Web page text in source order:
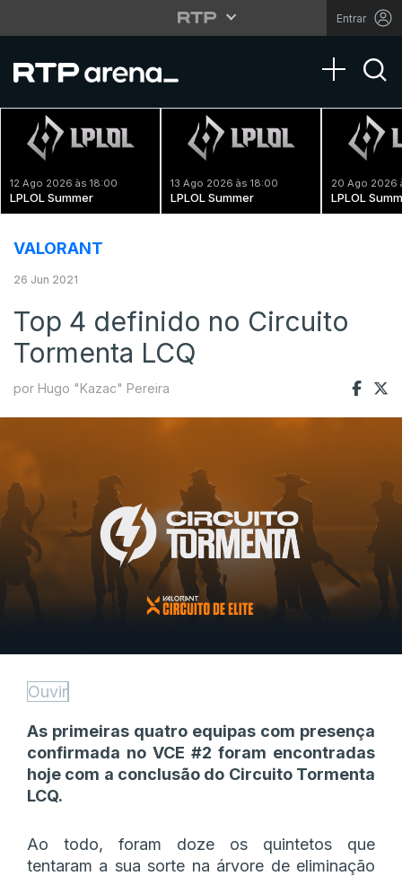
Entrar
Toggle
12 Ago 2026 às 18:00
LPLOL Summer
13 Ago 2026 às 18:00
LPLOL Summer
20 Ago 2026
LPLOL
VALORANT
26 Jun 2021
Top 4 definido no Circuito
Tormenta LCQ
por Hugo "Kazac" Pereira
Ouvir
As primeiras quatro equipas com presença
confirmada no VCE #2 foram encontradas
hoje com a conclusão do Circuito Tormenta
LCQ.
Ao todo, foram doze os quintetos que
tentaram a sua sorte na árvore de eliminação